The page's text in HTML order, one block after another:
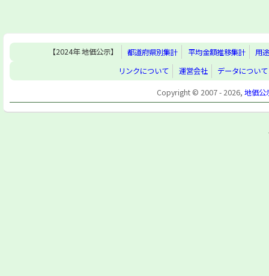
【2024年 地価公示】 都道府県別集計 平均金額推移集計
用
リンクについて
運営会社
データについて
Copyright © 2007 - 2026, 地価公